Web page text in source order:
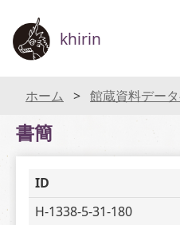
khirin
ホーム 館蔵資料デー
書簡
ID
H-1338-5-31-180